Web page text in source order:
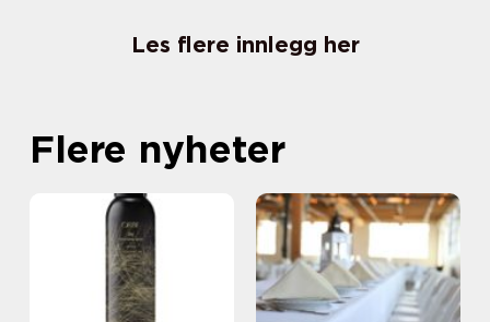
Les flere innlegg her
Flere nyheter